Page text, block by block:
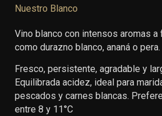
Nuestro Blanco
Vino blanco con intensos aromas
como durazno blanco, ananá o pera.
Fresco, persistente, agradable y
Equilibrada acidez, ideal para
pescados y carnes blancas.
entre 8 y 11°C